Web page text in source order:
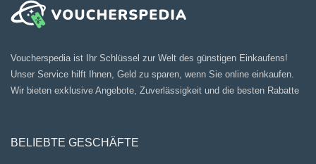
Voucherspedia ist Ihr Schlüssel zur Welt des günstigen Einkaufens!
Unser Service hilft Ihnen, Geld zu sparen, wenn Sie online einkaufen.
Wir bieten exklusive Angebote, Zuverlässigkeit und die besten Rabatte
BELIEBTE GESCHÄFTE